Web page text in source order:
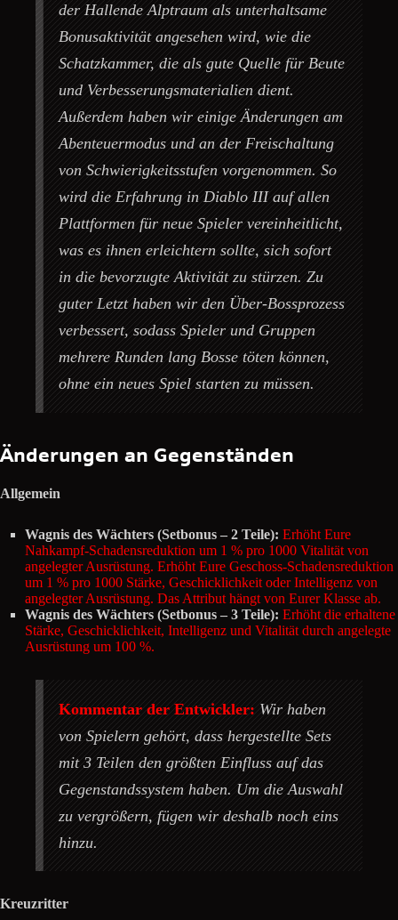
der Hallende Alptraum als unterhaltsame
Bonusaktivität angesehen wird, wie die
Schatzkammer, die als gute Quelle für Beute
und Verbesserungsmaterialien dient.
Außerdem haben wir einige Änderungen am
Abenteuermodus und an der Freischaltung
von Schwierigkeitsstufen vorgenommen. So
wird die Erfahrung inDiablo IIIauf allen
Plattformen für neue Spieler vereinheitlicht,
was es ihnen erleichtern sollte, sich sofort
in die bevorzugte Aktivität zu stürzen. Zu
guter Letzt haben wir den Über-Bossprozess
verbessert, sodass Spieler und Gruppen
mehrere Runden lang Bosse töten können,
ohne ein neues Spiel starten zu müssen.
Änderungen an Gegenständen
Allgemein
Wagnis des Wächters (Setbonus – 2 Teile): Erhöht Eure
Nahkampf-Schadensreduktion um 1 % pro 1000 Vitalität von
angelegter Ausrüstung. Erhöht Eure Geschoss-Schadensreduktion
um 1 % pro 1000 Stärke, Geschicklichkeit oder Intelligenz von
angelegter Ausrüstung. Das Attribut hängt von Eurer Klasse ab.
Wagnis des Wächters (Setbonus – 3 Teile): Erhöht die erhaltene
Stärke, Geschicklichkeit, Intelligenz und Vitalität durch angelegte
Ausrüstung um 100 %.
Kommentar der Entwickler: Wir haben
von Spielern gehört, dass hergestellte Sets
mit 3 Teilen den größten Einfluss auf das
Gegenstandssystem haben. Um die Auswahl
zu vergrößern, fügen wir deshalb noch eins
hinzu.
Kreuzritter